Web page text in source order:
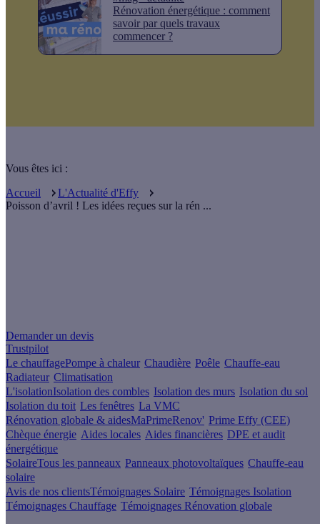
Rénovation énergétique : comment
savoir par quels travaux
commencer ?
Vous êtes ici :
Accueil
L'Actualité d'Effy
Poisson d’avril ! Les idées reçues sur la rén ...
Demander un devis
Trustpilot
Le chauffagePompe à chaleur Chaudière Poêle Chauffe-eau
Radiateur Climatisation
L'isolationIsolation des combles Isolation des murs Isolation du sol
Isolation du toit Les fenêtres La VMC
Rénovation globale & aidesMaPrimeRenov' Prime Effy (CEE)
Chèque énergie Aides locales Aides financières DPE et audit
énergétique
SolaireTous les panneaux Panneaux photovoltaïques Chauffe-eau
solaire
Avis de nos clientsTémoignages Solaire Témoignages Isolation
Témoignages Chauffage Témoignages Rénovation globale